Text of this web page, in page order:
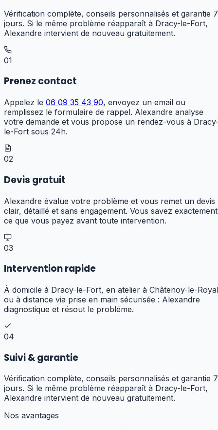
Vérification complète, conseils personnalisés et garantie 7
jours. Si le même problème réapparaît à Dracy-le-Fort,
Alexandre intervient de nouveau gratuitement.
01
Prenez contact
Appelez le 06 09 35 43 90, envoyez un email ou
remplissez le formulaire de rappel. Alexandre analyse
votre demande et vous propose un rendez-vous à
le-Fort sous 24h.
02
Devis gratuit
Alexandre évalue votre problème et vous remet un devis
clair, détaillé et sans engagement. Vous savez exactement
ce que vous payez avant toute intervention.
03
Intervention rapide
À domicile à Dracy-le-Fort, en atelier à Châtenoy-le-Royal
ou à distance via prise en main sécurisée : Alexandre
diagnostique et résout le problème.
04
Suivi & garantie
Vérification complète, conseils personnalisés et garantie 7
jours. Si le même problème réapparaît à Dracy-le-Fort,
Alexandre intervient de nouveau gratuitement.
Nos avantages